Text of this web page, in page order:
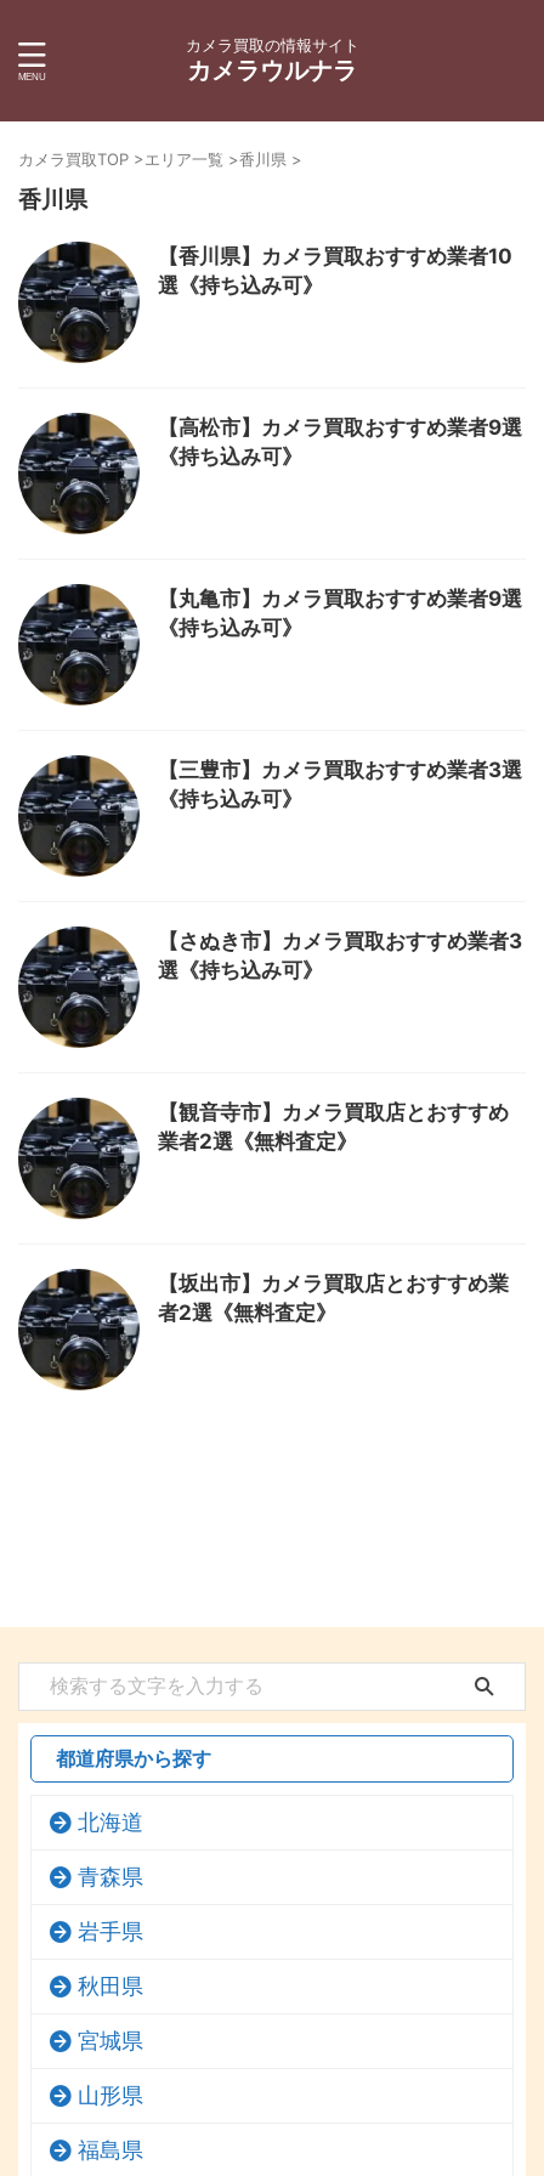
カメラ買取の情報サイト
カメラウルナラ
カメラ買取TOP >エリア一覧 >香川県 >
香川県
【香川県】カメラ買取おすすめ業者10
選《持ち込み可》
【高松市】カメラ買取おすすめ業者9選
《持ち込み可》
【丸亀市】カメラ買取おすすめ業者9選
《持ち込み可》
【三豊市】カメラ買取おすすめ業者3選
《持ち込み可》
【さぬき市】カメラ買取おすすめ業者3
選《持ち込み可》
【観音寺市】カメラ買取店とおすすめ
業者2選《無料査定》
【坂出市】カメラ買取店とおすすめ業
者2選《無料査定》
都道府県から探す
北海道
青森県
岩手県
秋田県
宮城県
山形県
福島県